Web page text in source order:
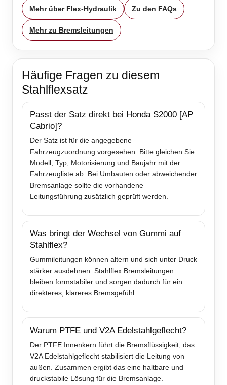
Mehr über Flex-Hydraulik Zu den FAQs
Mehr zu Bremsleitungen
Häufige Fragen zu diesem
Stahlflexsatz
Passt der Satz direkt bei Honda S2000 [AP
Cabrio]?
Der Satz ist für die angegebene
Fahrzeugzuordnung vorgesehen. Bitte gleichen Sie
Modell, Typ, Motorisierung und Baujahr mit der
Fahrzeugliste ab. Bei Umbauten oder abweichender
Bremsanlage sollte die vorhandene
Leitungsführung zusätzlich geprüft werden.
Was bringt der Wechsel von Gummi auf
Stahlflex?
Gummileitungen können altern und sich unter Druck
stärker ausdehnen. Stahlflex Bremsleitungen
bleiben formstabiler und sorgen dadurch für ein
direkteres, klareres Bremsgefühl.
Warum PTFE und V2A Edelstahlgeflecht?
Der PTFE Innenkern führt die Bremsflüssigkeit, das
V2A Edelstahlgeflecht stabilisiert die Leitung von
außen. Zusammen ergibt das eine haltbare und
druckstabile Lösung für die Bremsanlage.